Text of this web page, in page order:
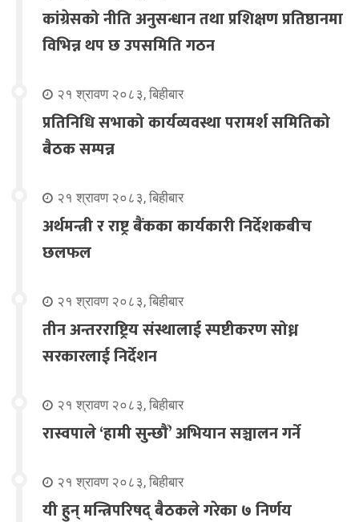
कांग्रेसको नीति अनुसन्धान तथा प्रशिक्षण प्रतिष्ठानमा
विभिन्न थप छ उपसमिति गठन
२१ श्रावण २०८३, बिहीबार
प्रतिनिधि सभाको कार्यव्यवस्था परामर्श समितिको
बैठक सम्पन्न
२१ श्रावण २०८३, बिहीबार
अर्थमन्त्री र राष्ट्र बैंकका कार्यकारी निर्देशकबीच
छलफल
२१ श्रावण २०८३, बिहीबार
तीन अन्तरराष्ट्रिय संस्थालाई स्पष्टीकरण सोध्न
सरकारलाई निर्देशन
२१ श्रावण २०८३, बिहीबार
रास्वपाले ‘हामी सुन्छौँ’ अभियान सञ्चालन गर्ने
२१ श्रावण २०८३, बिहीबार
यी हुन् मन्त्रिपरिषद् बैठकले गरेका ७ निर्णय